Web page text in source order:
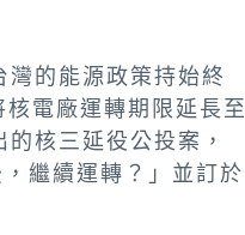
的能源政策持始終
核電廠運轉期限延長至
核三延役公投案，
繼續運轉？」並訂於